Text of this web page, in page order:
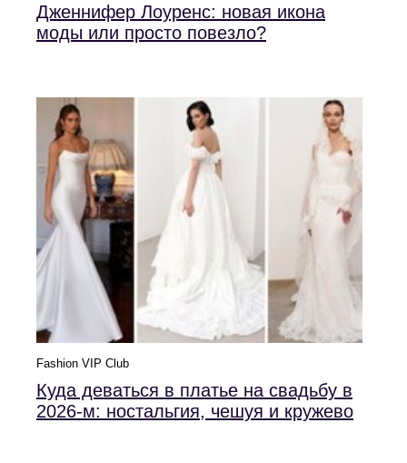
Дженнифер Лоуренс: новая икона
моды или просто повезло?
Fashion VIP Club
Куда деваться в платье на свадьбу в
2026-м: ностальгия, чешуя и кружево